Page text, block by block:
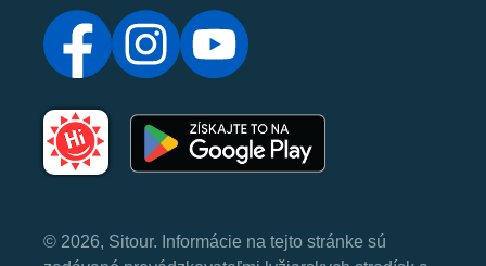
© 2026, Sitour. Informácie na tejto stránke sú